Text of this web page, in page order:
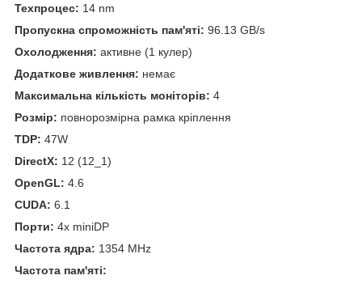
Техпроцес: 14 nm
Пропускна спроможність пам'яті: 96.13 GB/s
Охолодження: активне (1 кулер)
Додаткове живлення: немає
Максимальна кількість моніторів: 4
Розмір: повнорозмірна рамка кріплення
TDP: 47W
DirectX: 12 (12_1)
OpenGL: 4.6
CUDA: 6.1
Порти: 4x miniDP
Частота ядра: 1354 MHz
Частота пам'яті: